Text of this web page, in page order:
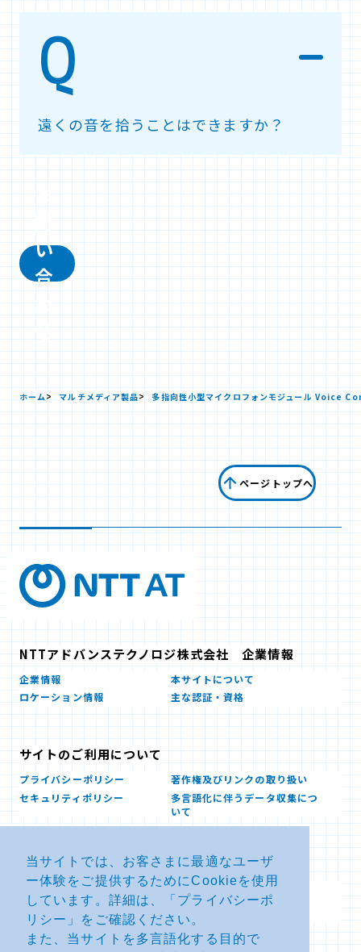
当サイトでは、お客さまに最適なユーザ
ー体験をご提供するためにCookieを使用
しています。詳細は、「 プライバシーポ
リシー 」をご確認ください。
また、当サイトを多言語化する目的で
遠くの音を拾うことはできますか？
い
合
ホーム マルチメディア製品 多指向性小型マイクロフォンモジュール Voice
ページトップへ
NTTアドバンステクノロジ株式会社 企業情報
企業情報
本サイトについて
ロケーション情報
主な認証・資格
サイトのご利用について
プライバシーポリシー
著作権及びリンクの取り扱い
セキュリティポリシー
多言語化に伴うデータ収集につ
いて
お問い合せ
よくあるお問い合わせFAQ
SDSダウンロード
製品・サービスに関する重要な
お知らせ
その他のお問い合わせ